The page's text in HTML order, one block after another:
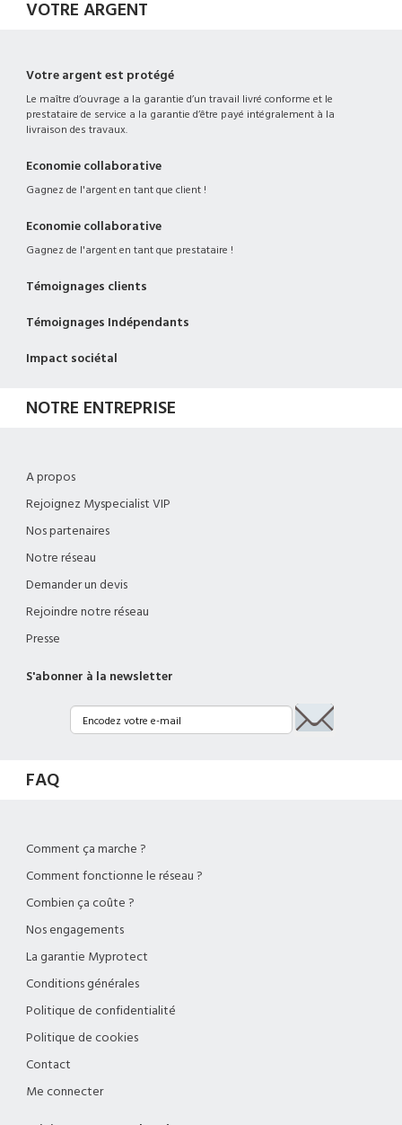
VOTRE ARGENT
Votre argent est protégé
Le maître d’ouvrage a la garantie d’un travail livré conforme et le
prestataire de service a la garantie d’être payé intégralement à la
livraison des travaux.
Economie collaborative
Gagnez de l'argent en tant que client !
Economie collaborative
Gagnez de l'argent en tant que prestataire !
Témoignages clients
Témoignages Indépendants
Impact sociétal
NOTRE ENTREPRISE
A propos
Rejoignez Myspecialist VIP
Nos partenaires
Notre réseau
Demander un devis
Rejoindre notre réseau
Presse
S'abonner à la newsletter
FAQ
Comment ça marche ?
Comment fonctionne le réseau ?
Combien ça coûte ?
Nos engagements
La garantie Myprotect
Conditions générales
Politique de confidentialité
Politique de cookies
Contact
Me connecter